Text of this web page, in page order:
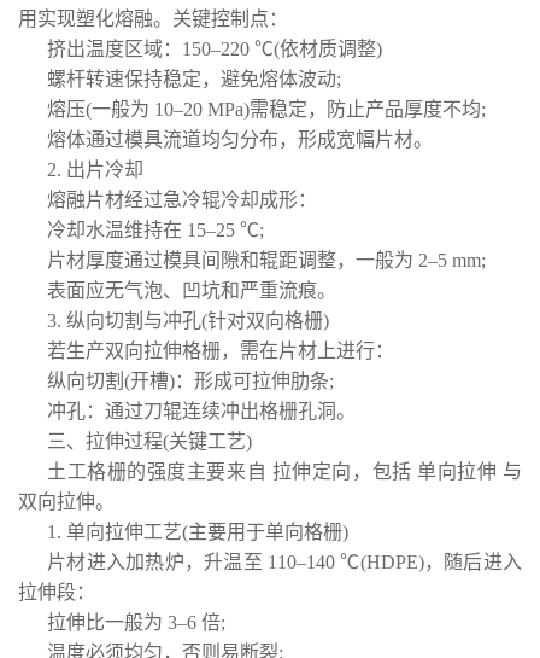
用实现塑化熔融。关键控制点：
挤出温度区域：150–220 ℃(依材质调整)
螺杆转速保持稳定，避免熔体波动;
熔压(一般为 10–20 MPa)需稳定，防止产品厚度不均;
熔体通过模具流道均匀分布，形成宽幅片材。
2. 出片冷却
熔融片材经过急冷辊冷却成形：
冷却水温维持在 15–25 ℃;
片材厚度通过模具间隙和辊距调整，一般为 2–5 mm;
表面应无气泡、凹坑和严重流痕。
3. 纵向切割与冲孔(针对双向格栅)
若生产双向拉伸格栅，需在片材上进行：
纵向切割(开槽)：形成可拉伸肋条;
冲孔：通过刀辊连续冲出格栅孔洞。
三、拉伸过程(关键工艺)
土工格栅的强度主要来自 拉伸定向，包括 单向拉伸 与
双向拉伸。
1. 单向拉伸工艺(主要用于单向格栅)
片材进入加热炉，升温至 110–140 ℃(HDPE)，随后进入
拉伸段：
拉伸比一般为 3–6 倍;
温度必须均匀，否则易断裂;